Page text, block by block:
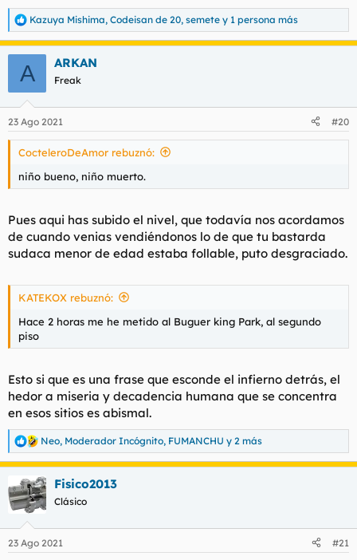
R
e
a
e
s
Kazuya Mishima, Codeisan de 20, semete y 1 persona más
A ARKAN
Freak
23 Ago 2021 #20
CocteleroDeAmor rebuznó:
niño bueno, niño muerto.
Pues aqui has subido el nivel, que todavía nos acordamos
de cuando venias vendiéndonos lo de que tu bastarda
sudaca menor de edad estaba follable, puto desgraciado.
KATEKOX rebuznó:
Hace 2 horas me he metido al Buguer king Park, al segundo
piso
Esto si que es una frase que esconde el infierno detrás, el
hedor a miseria y decadencia humana que se concentra
en esos sitios es abismal.
R
e
a
c
c
i
e
Neo, Moderador Incógnito, FUMANCHU y 2 más
Fisico2013
Clásico
23 Ago 2021 #21